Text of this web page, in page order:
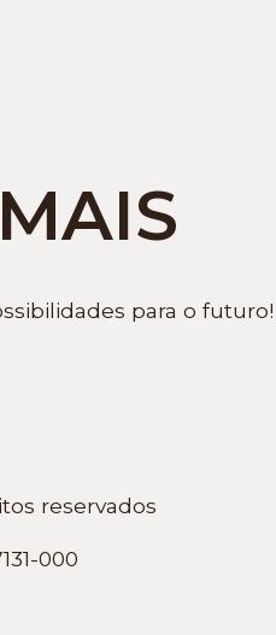
para o futuro!
reservados
000